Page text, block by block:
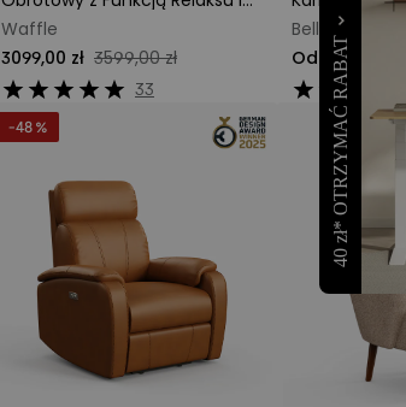
Oparciem Typu Waffle
Waffle
3099,00 zł 3599,00 zł
33
Belli
Od 3749,00 zł
-48 % 40 zł* OTRZYMAĆ RABAT